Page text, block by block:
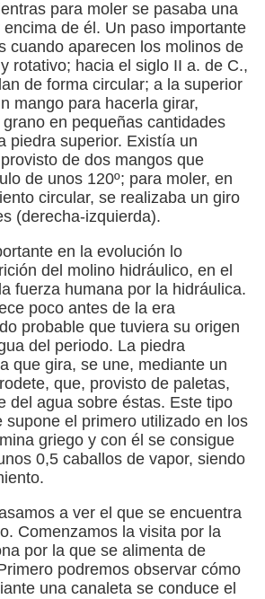
para moler se pasaba una
de él. Un paso importante
cuando aparecen los molinos de
rotativo; hacia el siglo II a. de C.,
de forma circular; a la superior
mango para hacerla girar,
en pequeñas cantidades
piedra superior. Existía un
de dos mangos que
de unos 120º; para moler, en
circular, se realizaba un giro
(derecha-izquierda).
en la evolución lo
del molino hidráulico, en el
fuerza humana por la hidráulica.
poco antes de la era
probable que tuviera su origen
del periodo. La piedra
que gira, se une, mediante un
que, provisto de paletas,
del agua sobre éstas. Este tipo
supone el primero utilizado en los
griego y con él se consigue
0,5 caballos de vapor, siendo
a ver el que se encuentra
Comenzamos la visita por la
por la que se alimenta de
podremos observar cómo
una canaleta se conduce el